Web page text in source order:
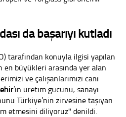
da başarıyı kutladı
tarafından konuyla ilgisi yapılan
en büyükleri arasında yer alan
ve çalışanlarımızı canı
’in üretim gücünü, sanayi
Türkiye’nin zirvesine taşıyan
etmesini diliyoruz" denildi.